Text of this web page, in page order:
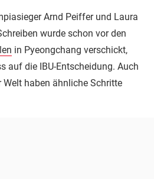
Arnd Peiffer und Laura
wurde schon vor den
in Pyeongchang verschickt,
auf die IBU-Entscheidung. Auch
Welt haben ähnliche Schritte